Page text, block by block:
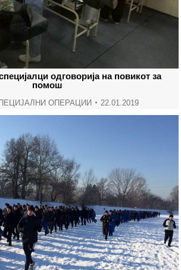
одговорија на повикот за
помош
ОПЕРАЦИИ 22.01.2019